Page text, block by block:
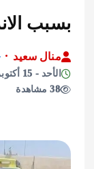
سعيد
حوادث